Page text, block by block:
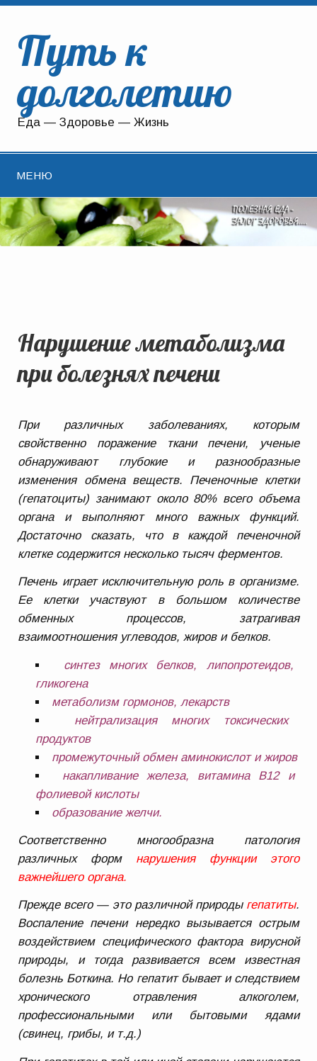
Путь к
долголетию
Еда — Здоровье — Жизнь
МЕНЮ
Нарушение метаболизма
при болезнях печени
При различных заболеваниях, которым
свойственно поражение ткани печени, ученые
обнаруживают глубокие и разнообразные
изменения обмена веществ. Печеночные клетки
(гепатоциты) занимают около 80% всего объема
органа и выполняют много важных функций.
Достаточно сказать, что в каждой печеночной
клетке содержится несколько тысяч ферментов.
Печень играет исключительную роль в организме.
Ее клетки участвуют в большом количестве
обменных процессов, затрагивая
взаимоотношения углеводов, жиров и белков.
синтез многих белков, липопротеидов,
гликогена
метаболизм гормонов, лекарств
нейтрализация многих токсических
продуктов
промежуточный обмен аминокислот и жиров
накапливание железа, витамина В12 и
фолиевой кислоты
образование желчи.
Соответственно многообразна патология
различных форм нарушения функции этого
важнейшего органа.
Прежде всего — это различной природы гепатиты.
Воспаление печени нередко вызывается острым
воздействием специфического фактора вирусной
природы, и тогда развивается всем известная
болезнь Боткина. Но гепатит бывает и следствием
хронического отравления алкоголем,
профессиональными или бытовыми ядами
(свинец, грибы, и т.д.)